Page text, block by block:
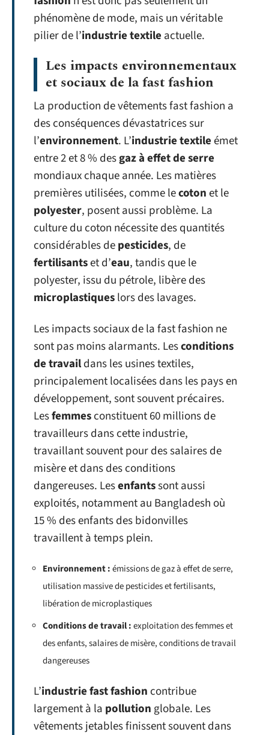
phénomène de mode, mais un véritable
pilier de l’industrie textile actuelle.
Les impacts environnementaux
et sociaux de la fast fashion
La production de vêtements fast fashion a
des conséquences dévastatrices sur
l’environnement. L’industrie textileémet
entre 2 et 8 % desgaz à effet de serre
mondiaux chaque année. Les matières
premières utilisées, comme lecotonet le
polyester, posent aussi problème. La
culture du coton nécessite des quantités
considérables depesticides, de
fertilisantset d’eau, tandis que le
polyester, issu du pétrole, libère des
microplastiqueslors des lavages.
Les impacts sociaux de la fast fashion ne
sont pas moins alarmants. Lesconditions
de travaildans les usines textiles,
principalement localisées dans les pays en
développement, sont souvent précaires.
Lesfemmesconstituent 60 millions de
travailleurs dans cette industrie,
travaillant souvent pour des salaires de
misère et dans des conditions
dangereuses. Lesenfantssont aussi
exploités, notamment au Bangladesh où
15 % des enfants des bidonvilles
travaillent à temps plein.
Environnement :émissions de gaz à effet de serre,
utilisation massive de pesticides et fertilisants,
libération de microplastiques
Conditions de travail :exploitation des femmes et
des enfants, salaires de misère, conditions de travail
dangereuses
L’industrie fast fashion contribue
largement à la pollution globale. Les
vêtements jetables finissent souvent dans